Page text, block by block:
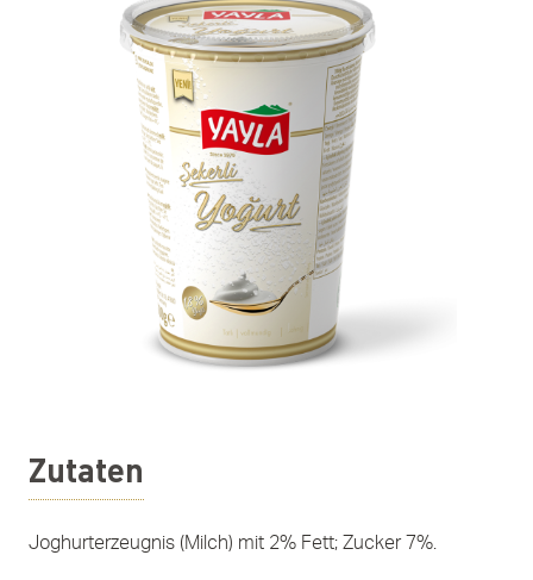
Zutaten
Joghurterzeugnis (Milch) mit 2% Fett; Zucker 7%.